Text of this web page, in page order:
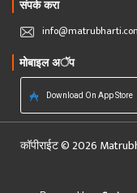
संपर्क करा
मोबाइल अॅप
Download On App Store
कॉपीराईट © 2026